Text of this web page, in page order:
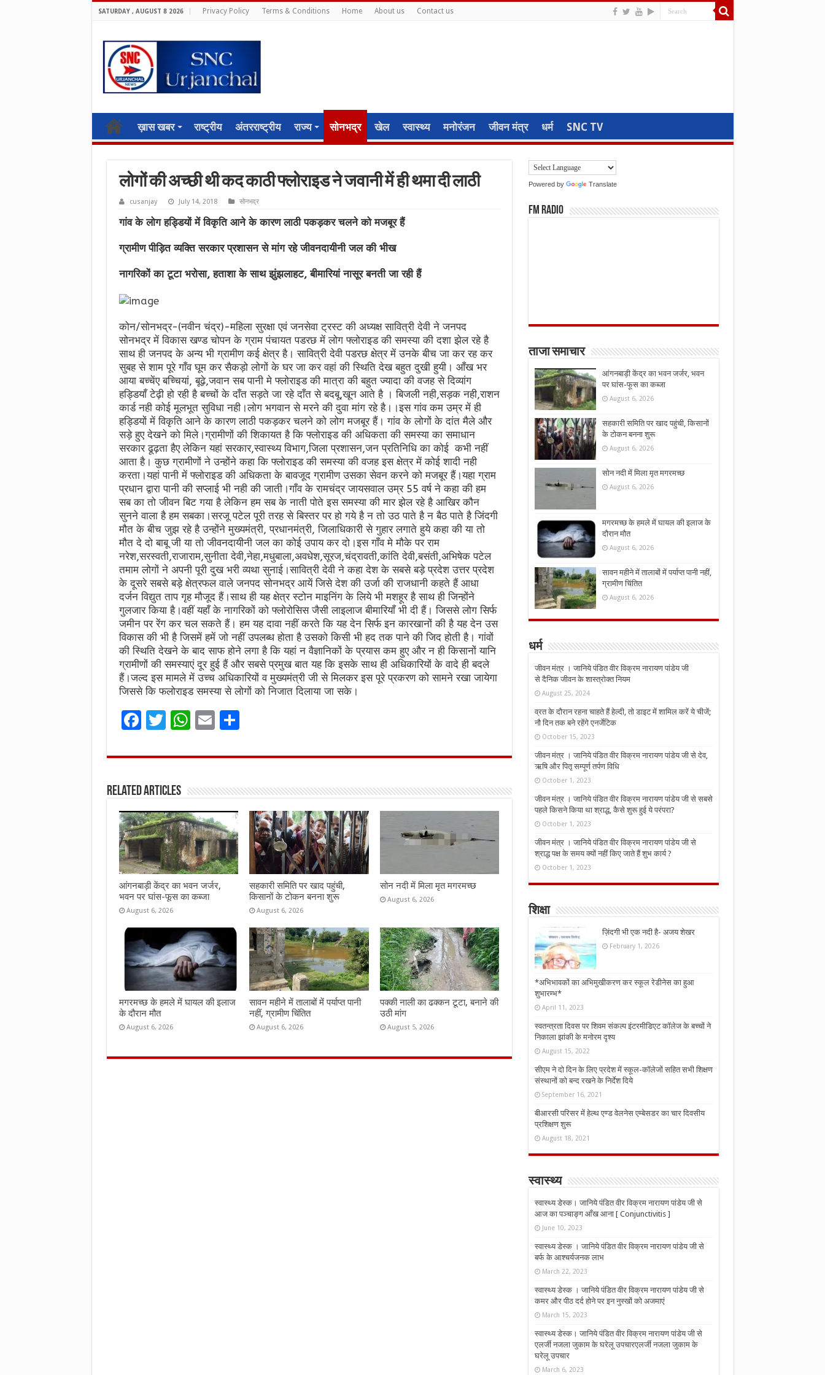
SATURDAY , AUGUST 8 2026 Privacy Policy Terms & Conditions Home About us Contact us
ख़ास खबर राष्ट्रीय अंतरराष्ट्रीय राज्य सोनभद्र खेल स्वास्थ्य मनोरंजन जीवन मंत्र धर्म SNC TV
लोगों की अच्छी थी कद काठी फ्लोराइड ने जवानी में ही थमा दी लाठी
cusanjay July 14, 2018 सोनभद्र
गांव के लोग हड्डियों में विकृति आने के कारण लाठी पकड़कर चलने को मजबूर हैं
ग्रामीण पीड़ित व्यक्ति सरकार प्रशासन से मांग रहे जीवनदायीनी जल की भीख
नागरिकों का टूटा भरोसा, हताशा के साथ झुंझलाहट, बीमारियां नासूर बनती जा रही हैं
कोन/सोनभद्र-(नवीन चंद्र)-महिला सुरक्षा एवं जनसेवा ट्रस्ट की अध्यक्ष सावित्री देवी ने जनपद
सोनभद्र में विकास खण्ड चोपन के ग्राम पंचायत पडरछ में लोग फ्लोराइड की समस्या की दशा झेल रहे है
साथ ही जनपद के अन्य भी ग्रामीण कई क्षेत्र है। सावित्री देवी पडरछ क्षेत्र में उनके बीच जा कर रह कर
सुबह से शाम पूरे गाँव घूम कर सैकड़ो लोगों के घर जा कर वहां की स्थिति देख बहुत दुखी हुयी। आँख भर
आया बच्चेंए बच्चियां, बूढ़े,जवान सब पानी मे फ्लोराइड की मात्रा की बहुत ज्यादा की वजह से दिव्यांग
हड्डियाँ टेढ़ी हो रही है बच्चों के दाँत सड़ते जा रहे दाँत से बदबू,खून आते है । बिजली नही,सड़क नही,राशन
कार्ड नही कोई मूलभूत सुविधा नही।लोग भगवान से मरने की दुवा मांग रहे है।।इस गांव कम उम्र में ही
हड्डियों में विकृति आने के कारण लाठी पकड़कर चलने को लोग मजबूर हैं। गांव के लोगों के दांत मैले और
सड़े हुए देखने को मिले।ग्रामीणों की शिकायत है कि फ्लोराइड की अधिकता की समस्या का समाधान
सरकार ढूढ़ता हैए लेकिन यहां सरकार,स्वास्थ्य विभाग,जिला प्रशासन,जन प्रतिनिधि का कोई कभी नहीं
आता है। कुछ ग्रामीणों ने उन्होंने कहा कि फ्लोराइड की समस्या की वजह इस क्षेत्र में कोई शादी नही
करता।यहां पानी में फ्लोराइड की अधिकता के बावजूद ग्रामीण उसका सेवन करने को मजबूर हैं।यहा ग्राम
प्रधान द्वारा पानी की सप्लाई भी नही की जाती।गाँव के रामचंद्र जायसवाल उम्र 55 वर्ष ने कहा की हम
सब का तो जीवन बिट गया है लेकिन हम सब के नाती पोते इस समस्या की मार झेल रहे है आखिर कौन
सुनने वाला है हम सबका।सरजू पटेल पूरी तरह से बिस्तर पर हो गये है न तो उठ पाते है न बैठ पाते है जिंदगी
मौत के बीच जुझ रहे है उन्होंने मुख्यमंत्री, प्रधानमंत्री, जिलाधिकारी से गुहार लगाते हुये कहा की या तो
मौत दे दो बाबू जी या तो जीवनदायीनी जल का कोई उपाय कर दो।इस गाँव मे मौके पर राम
नरेश,सरस्वती,राजाराम,सुनीता देवी,नेहा,मधुबाला,अवधेश,सूरज,चंद्रावती,कांति देवी,बसंती,अभिषेक पटेल
तमाम लोगों ने अपनी पूरी दुख भरी व्यथा सुनाई।सावित्री देवी ने कहा देश के सबसे बड़े प्रदेश उत्तर प्रदेश
के दूसरे सबसे बड़े क्षेत्रफल वाले जनपद सोनभद्र आयें जिसे देश की उर्जा की राजधानी कहते हैं आधा
दर्जन विद्युत ताप गृह मौजूद हैं।साथ ही यह क्षेत्र स्टोन माइनिंग के लिये भी मशहूर है साथ ही जिन्होंने
गुलजार किया है।वहीं यहाँ के नागरिकों को फ्लोरोसिस जैसी लाइलाज बीमारियाँ भी दी हैं। जिससे लोग सिर्फ
जमीन पर रेंग कर चल सकते हैं। हम यह दावा नहीं करते कि यह देन सिर्फ इन कारखानों की है यह देन उस
विकास की भी है जिसमें हमें जो नहीं उपलब्ध होता है उसको किसी भी हद तक पाने की जिद होती है। गांवों
की स्थिति देखने के बाद साफ होने लगा है कि यहां न वैज्ञानिकों के प्रयास कम हुए और न ही किसानों यानि
ग्रामीणों की समस्याएं दूर हुई हैं और सबसे प्रमुख बात यह कि इसके साथ ही अधिकारियों के वादे ही बदले
हैं।जल्द इस मामले में उच्च अधिकारियों व मुख्यमंत्री जी से मिलकर इस पूरे प्रकरण को सामने रखा जायेगा
जिससे कि फलोराइड समस्या से लोगों को निजात दिलाया जा सके।
F
ce
o
o
k
T
it
r
W
at
A
p
p
E
ai
S
ar
Related Articles
आंगनबाड़ी केंद्र का भवन जर्जर,
भवन पर घांस-फूस का कब्जा
August 6, 2026
सहकारी समिति पर खाद पहुंची,
किसानों के टोकन बनना शुरू
August 6, 2026
सोन नदी में मिला मृत मगरमच्छ
August 6, 2026
मगरमच्छ के हमले में घायल की इलाज
के दौरान मौत
August 6, 2026
सावन महीने में तालाबों में पर्याप्त पानी
नहीं, ग्रामीण चिंतित
August 6, 2026
पक्की नाली का ढक्कन टूटा, बनाने की
उठी मांग
August 5, 2026
Powered by Translate
FM Radio
ताजा समाचार
आंगनबाड़ी केंद्र का भवन जर्जर, भवन
पर घांस-फूस का कब्जा
August 6, 2026
सहकारी समिति पर खाद पहुंची, किसानों
के टोकन बनना शुरू
August 6, 2026
सोन नदी में मिला मृत मगरमच्छ
August 6, 2026
मगरमच्छ के हमले में घायल की इलाज के
दौरान मौत
August 6, 2026
सावन महीने में तालाबों में पर्याप्त पानी नहीं,
ग्रामीण चिंतित
August 6, 2026
धर्म
जीवन मंत्र । जानिये पंडित वीर विक्रम नारायण पांडेय जी
से दैनिक जीवन के शास्त्रोक्त नियम
August 25, 2024
व्रत के दौरान रहना चाहते हैं हेल्दी, तो डाइट में शामिल करें ये चीजें;
नौ दिन तक बने रहेंगे एनर्जेटिक
October 15, 2023
जीवन मंत्र । जानिये पंडित वीर विक्रम नारायण पांडेय जी से देव,
ऋषि और पितृ सम्पूर्ण तर्पण विधि
October 1, 2023
जीवन मंत्र । जानिये पंडित वीर विक्रम नारायण पांडेय जी से सबसे
पहले किसने किया था श्राद्ध, कैसे शुरू हुई ये परंपरा?
October 1, 2023
जीवन मंत्र । जानिये पंडित वीर विक्रम नारायण पांडेय जी से
श्राद्ध पक्ष के समय क्यों नहीं किए जाते हैं शुभ कार्य ?
October 1, 2023
शिक्षा
ज़िंदगी भी एक नदी है- अजय शेखर
February 1, 2026
*अभिभावकों का अभिमुखीकरण कर स्कूल रेडीनेस का हुआ
शुभारम्भ*
April 11, 2023
स्वतन्त्रता दिवस पर शिवम संकल्प इंटरमीडिएट कॉलेज के बच्चों ने
निकाला झांकी के मनोरम दृश्य
August 15, 2022
सीएम ने दो दिन के लिए प्रदेश में स्कूल-कॉलेजों सहित सभी शिक्षण
संस्थानों को बन्द रखने के निर्देश दिये
September 16, 2021
बीआरसी परिसर में हेल्थ एण्ड वेलनेस एम्बेसडर का चार दिवसीय
प्रशिक्षण शुरू
August 18, 2021
स्वास्थ्य
स्वास्थ्य डेस्क। जानिये पंडित वीर विक्रम नारायण पांडेय जी से
आज का पञ्चाङ्ग आँख आना [ Conjunctivitis ]
June 10, 2023
स्वास्थ्य डेस्क । जानिये पंडित वीर विक्रम नारायण पांडेय जी से
बर्फ के आश्चर्यजनक लाभ
March 22, 2023
स्वास्थ्य डेस्क । जानिये पंडित वीर विक्रम नारायण पांडेय जी से
कमर और पीठ दर्द होने पर इन नुस्‍खों को अजमाएं
March 15, 2023
स्वास्थ्य डेस्क। जानिये पंडित वीर विक्रम नारायण पांडेय जी से
एलर्जी नजला जुकाम के घरेलू उपचारएलर्जी नजला जुकाम के
घरेलू उपचार
March 6, 2023